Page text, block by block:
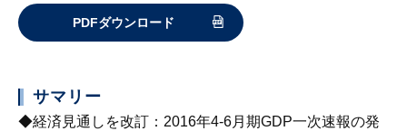
PDFダウンロード
サマリー
◆経済見通しを改訂 ：2016年4-6月期GDP一次速報の発